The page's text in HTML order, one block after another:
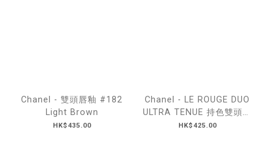
Chanel - 雙頭唇釉 #182
Light Brown
HK$435.00
Chanel - LE ROUGE DUO
ULTRA TENUE 持色雙頭唇
釉 [新色] #186
HK$425.00